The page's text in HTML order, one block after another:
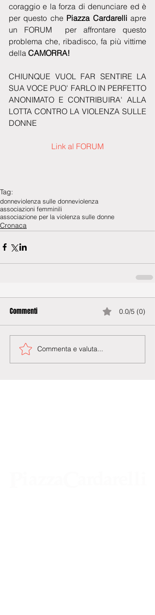
coraggio e la forza di denunciare ed è
per questo che Piazza Cardarelli apre
un FORUM  per affrontare questo
problema che, ribadisco, fa più vittime
della CAMORRA!
CHIUNQUE VUOL FAR SENTIRE LA
SUA VOCE PUO' FARLO IN PERFETTO
ANONIMATO E CONTRIBUIRA' ALLA
LOTTA CONTRO LA VIOLENZA SULLE
DONNE
Link al FORUM
Tag:
donneviolenza sulle donneviolenza
associazioni femminili
associazione per la violenza sulle donne
Cronaca
Commenti 0.0/5 (0)
Commenta e valuta...